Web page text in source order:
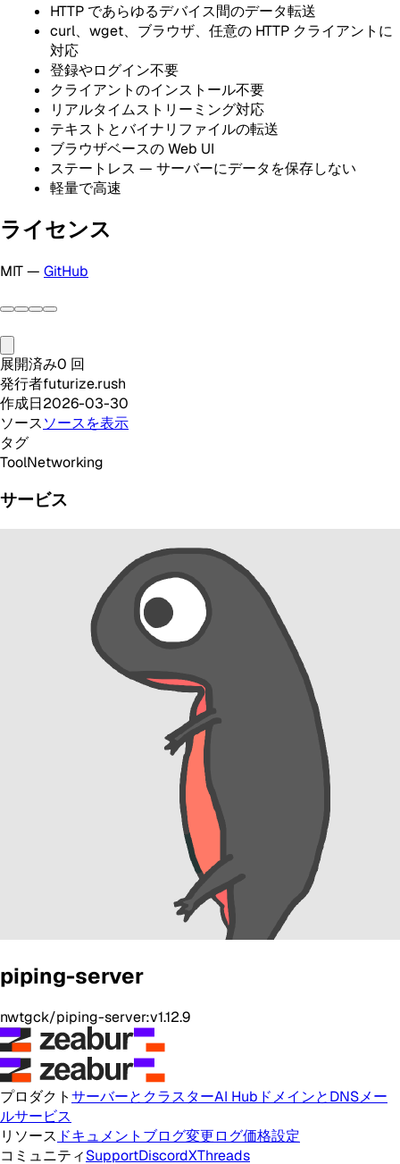
HTTP であらゆるデバイス間のデータ転送
curl、wget、ブラウザ、任意の HTTP クライアントに
対応
登録やログイン不要
クライアントのインストール不要
リアルタイムストリーミング対応
テキストとバイナリファイルの転送
ブラウザベースの Web UI
ステートレス — サーバーにデータを保存しない
軽量で高速
ライセンス
MIT — GitHub
展開済み0 回
発行者futurize.rush
作成日2026-03-30
ソースソースを表示
タグ
ToolNetworking
サービス
piping-server
nwtgck/piping-server:v1.12.9
プロダクトサーバーとクラスターAI Hub ドメインとDNSメー
ルサービス
リソース ドキュメント ブログ変更ログ価格設定
コミュニティSupportDiscordXThreads